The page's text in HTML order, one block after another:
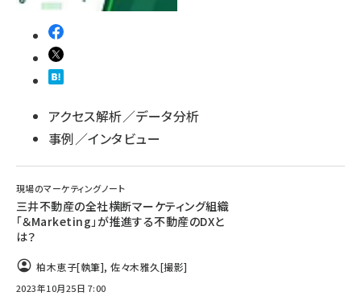
アクセス解析／データ分析
事例／インタビュー
現場のマーケティングノート
三井不動産の全社横断マーケティング組織
「＆Marketing」が推進する不動産のDXと
は？
柏木恵子[執筆],佐々木雅久[撮影]
2023年10月25日 7:00